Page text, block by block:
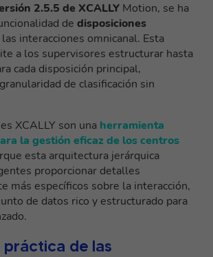
2.5.5 de XCALLY Motion, se ha
de disposiciones
las interacciones omnicanal. Esta
a los supervisores estructurar hasta
cada disposición principal,
de clasificación sin
XCALLY son una herramienta
la gestión eficaz de los centros
esta arquitectura jerárquica
proporcionar detalles
más específicos sobre la interacción,
de datos rico y estructurado para
de las